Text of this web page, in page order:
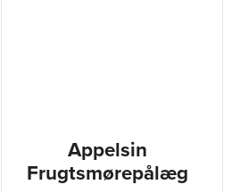
Appelsin
Frugtsmørepålæg